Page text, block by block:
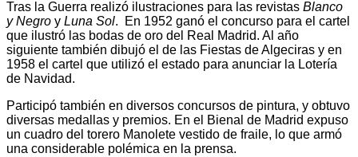
Tras la Guerra realizó ilustraciones para las revistas Blanco
y Negro y Luna Sol. En 1952 ganó el concurso para el cartel
que ilustró las bodas de oro del Real Madrid. Al año
siguiente también dibujó el de las Fiestas de Algeciras y en
1958 el cartel que utilizó el estado para anunciar la Lotería
de Navidad.
Participó también en diversos concursos de pintura, y obtuvo
diversas medallas y premios. En el Bienal de Madrid expuso
un cuadro del torero Manolete vestido de fraile, lo que armó
una considerable polémica en la prensa.